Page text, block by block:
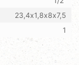
23,4х1,8х8х7,5
1